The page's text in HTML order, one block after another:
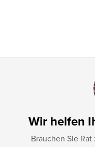
Wir helfen
Brauchen Sie